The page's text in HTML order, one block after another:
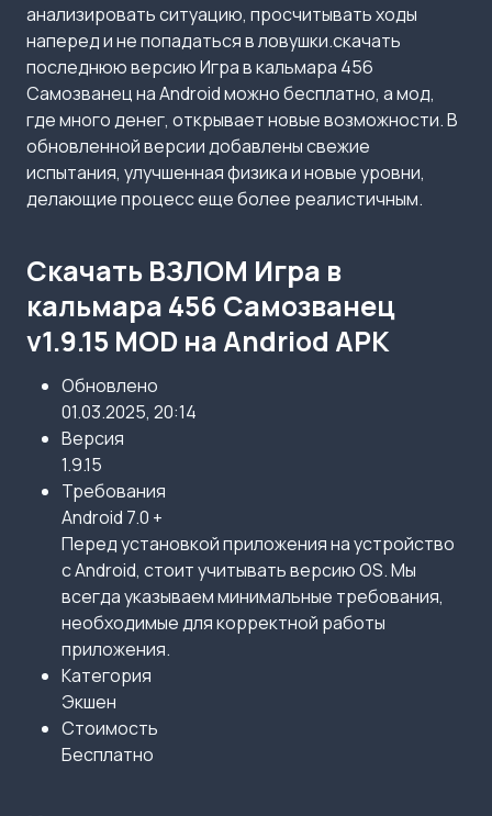
анализировать ситуацию, просчитывать ходы
наперед и не попадаться в ловушки.скачать
последнюю версию Игра в кальмара 456
Самозванец на Android можно бесплатно, а мод,
где много денег, открывает новые возможности. В
обновленной версии добавлены свежие
испытания, улучшенная физика и новые уровни,
делающие процесс еще более реалистичным.
Скачать ВЗЛОМ Игра в
кальмара 456 Самозванец
v1.9.15 MOD на Andriod APK
Обновлено
01.03.2025, 20:14
Версия
1.9.15
Требования
Android 7.0 +
Перед установкой приложения на устройство
с Android, стоит учитывать версию OS. Мы
всегда указываем минимальные требования,
необходимые для корректной работы
приложения.
Категория
Экшен
Стоимость
Бесплатно